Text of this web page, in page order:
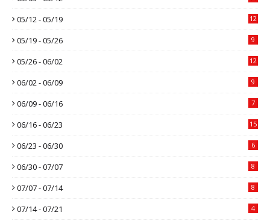
05/12 - 05/19 12
05/19 - 05/26 9
05/26 - 06/02 12
06/02 - 06/09 9
06/09 - 06/16 7
06/16 - 06/23 15
06/23 - 06/30 6
06/30 - 07/07 8
07/07 - 07/14 8
07/14 - 07/21 4